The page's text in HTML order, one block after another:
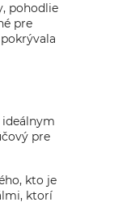
pohodlie
pre
pre
kto je
ktorí